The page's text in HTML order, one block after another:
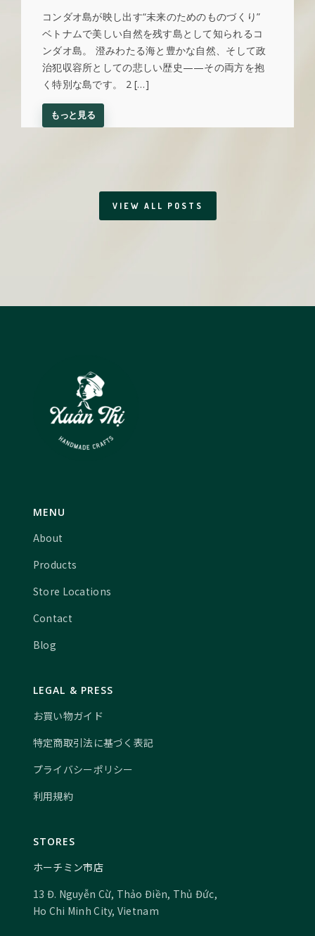
コンダオ島が映し出す“未来のためのものづくり”
ベトナムで美しい自然を残す島として知られるコ
ンダオ島。 澄みわたる海と豊かな自然、そして政
治犯収容所としての悲しい歴史——その両方を抱
く特別な島です。 2 […]
もっと見る
VIEW ALL POSTS
MENU
About
Products
Store Locations
Contact
Blog
LEGAL & PRESS
お買い物ガイド
特定商取引法に基づく表記
プライバシーポリシー
利用規約
STORES
ホーチミン市店
13 Đ. Nguyễn Cừ, Thảo Điền, Thủ Đức,
Ho Chi Minh City, Vietnam